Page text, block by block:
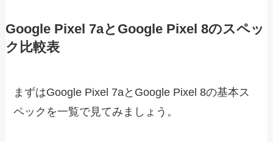
Google Pixel 7aとGoogle Pixel 8のスペッ
ク比較表
まずはGoogle Pixel 7aとGoogle Pixel 8の基本ス
ペックを一覧で見てみましょう。